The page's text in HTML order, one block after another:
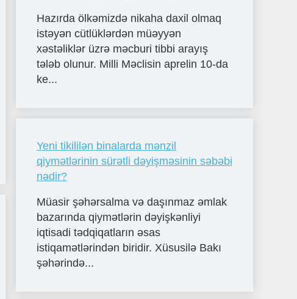
Hazırda ölkəmizdə nikaha daxil olmaq
istəyən cütlüklərdən müəyyən
xəstəliklər üzrə məcburi tibbi arayış
tələb olunur. Milli Məclisin aprelin 10-da
ke...
Yeni tikililən binalarda mənzil
qiymətlərinin sürətli dəyişməsinin səbəbi
nədir?
Müasir şəhərsalma və daşınmaz əmlak
bazarında qiymətlərin dəyişkənliyi
iqtisadi tədqiqatların əsas
istiqamətlərindən biridir. Xüsusilə Bakı
şəhərində...